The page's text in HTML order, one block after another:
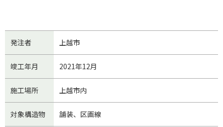
発注者 上越市
竣工年月 2021年12月
施工場所 上越市内
対象構造物 舗装、区画線